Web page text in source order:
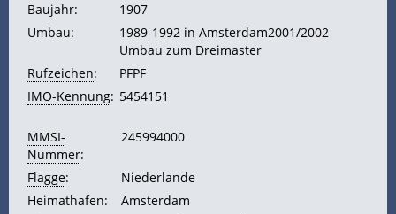
Baujahr:
1907
Umbau:
1989-1992 in Amsterdam2001/2002
Umbau zum Dreimaster
Rufzeichen:
PFPF
IMO-Kennung: 5454151
MMSI-
Nummer:
245994000
Flagge:
Niederlande
Heimathafen:
Amsterdam